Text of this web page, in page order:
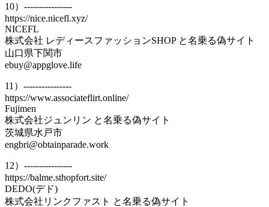
10）----------------
https://nice.nicefl.xyz/
NICEFL
株式会社 レディースファッションSHOP と名乗る偽サイト
山口県下関市
ebuy@appglove.life
11）----------------
https://www.associateflirt.online/
Fujimen
株式会社ジュンリン と名乗る偽サイト
茨城県水戸市
engbri@obtainparade.work
12）----------------
https://balme.sthopfort.site/
DEDO(デド)
株式会社リンクファスト と名乗る偽サイト